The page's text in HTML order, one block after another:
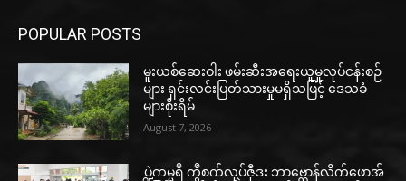
POPULAR POSTS
မူးယစ်ဆေးဝါး ဖမ်းဆီးအရေးယူမှုလုပ်ငန်းစဉ်
များ ရှင်းလင်းပြတ်သားမှုမရှိသဖြင့် ဒေသခံ
များစိုးရိမ်
August 7, 2026
ပ္ဍဲကမ္မရဳ ကွဳစက်လုပ်ဇီုဒး ဘာဗ္တောန်လိက်ဖောအ်